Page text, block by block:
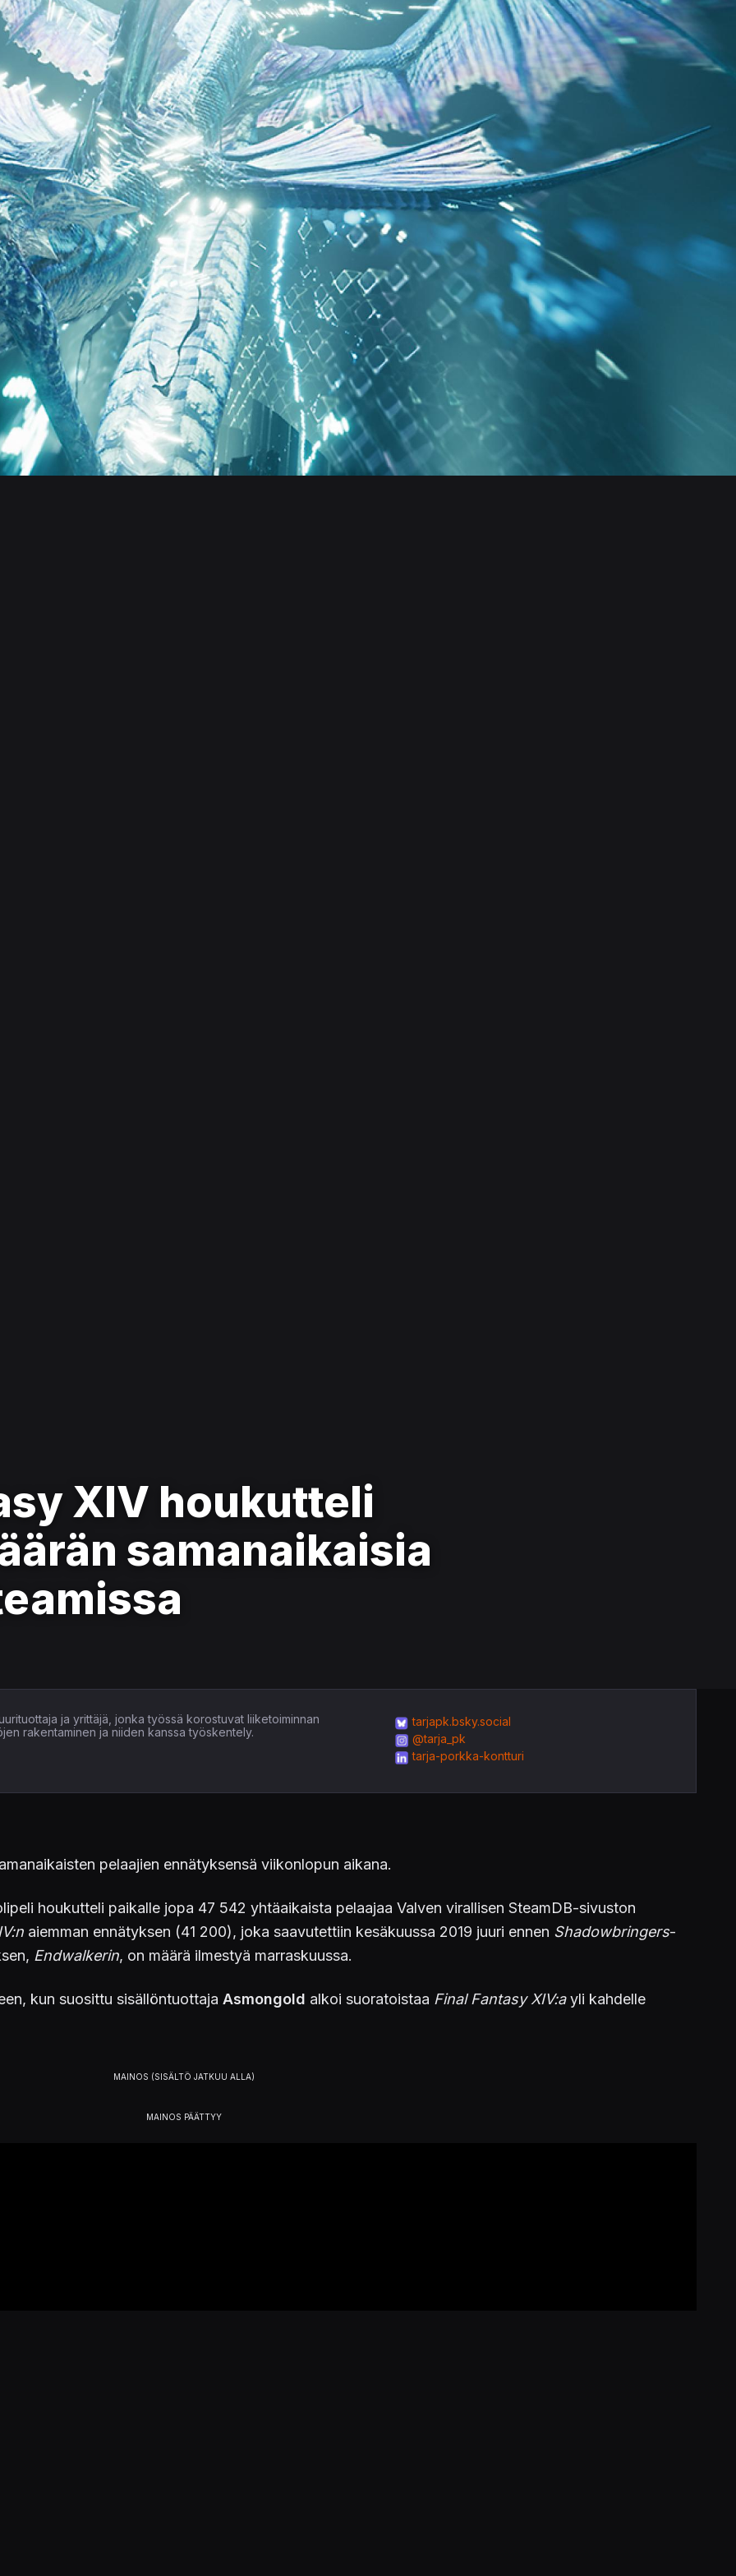
XIV houkutteli
samanaikaisia
ja yrittäjä, jonka työssä korostuvat liiketoiminnan
rakentaminen ja niiden kanssa työskentely.
tarjapk.bsky.social
@tarja_pk
tarja-porkka-kontturi
pelaajien ennätyksensä viikonlopun aikana.
houkutteli paikalle jopa 47 542 yhtäaikaista pelaajaa Valven virallisen SteamDB-sivuston
aiemman ennätyksen (41 200), joka saavutettiin kesäkuussa 2019 juuri ennen Shadowbringers-
Endwalkerin, on määrä ilmestyä marraskuussa.
kun suosittu sisällöntuottaja Asmongold alkoi suoratoistaa Final Fantasy XIV:ayli kahdelle